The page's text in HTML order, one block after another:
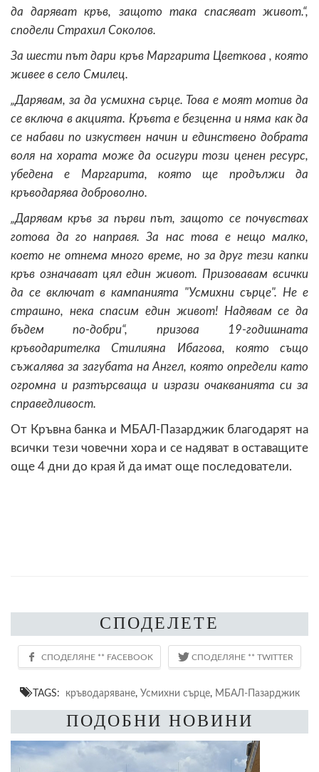
да даряват кръв, защото така спасяват живот.“,
сподели Страхил Соколов.
За шести път дари кръв Маргарита Цветкова , която
живее в село Смилец.
„Дарявам, за да усмихна сърце. Това е моят мотив да
се включа в акцията. Кръвта е безценна и няма как да
се набави по изкуствен начин и единствено добрата
воля на хората може да осигури този ценен ресурс,
убедена е Маргарита, която ще продължи да
кръводарява доброволно.
„Дарявам кръв за първи път, защото се почувствах
готова да го направя. За нас това е нещо малко,
което не отнема много време, но за друг тези капки
кръв означават цял един живот. Призовавам всички
да се включат в кампанията "Усмихни сърце". Не е
страшно, нека спасим един живот! Надявам се да
бъдем по-добри“, призова 19-годишната
кръводарителка Стилияна Ибагова, която също
съжалява за загубата на Ангел, която определи като
огромна и разтърсваща и изрази очакванията си за
справедливост.
От Кръвна банка и МБАЛ-Пазарджик благодарят на
всички тези човечни хора и се надяват в оставащите
още 4 дни до края й да имат още последователи.
СПОДЕЛЕТЕ
TAGS: кръводаряване, Усмихни сърце, МБАЛ-Пазарджик
ПОДОБНИ НОВИНИ